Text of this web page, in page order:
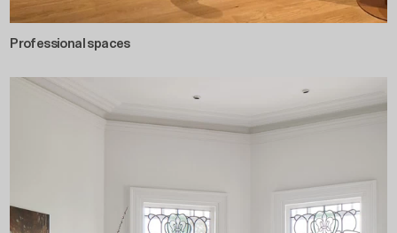
Professional spaces